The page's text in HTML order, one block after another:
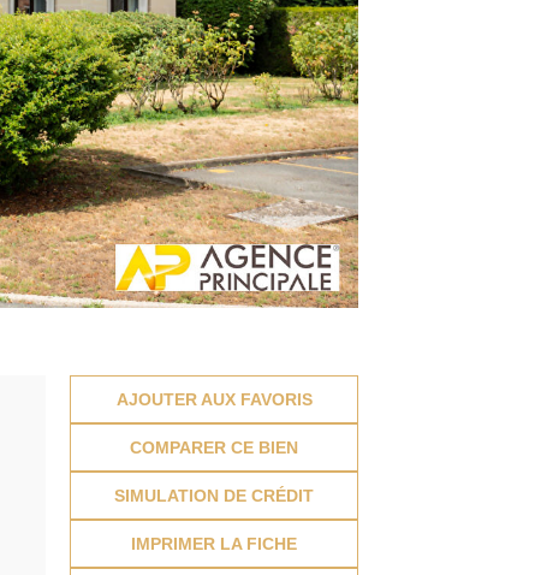
AJOUTER AUX FAVORIS
COMPARER CE BIEN
SIMULATION DE CRÉDIT
IMPRIMER LA FICHE